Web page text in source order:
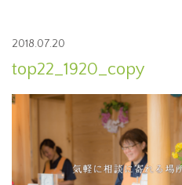
2018.07.20
top22_1920_copy